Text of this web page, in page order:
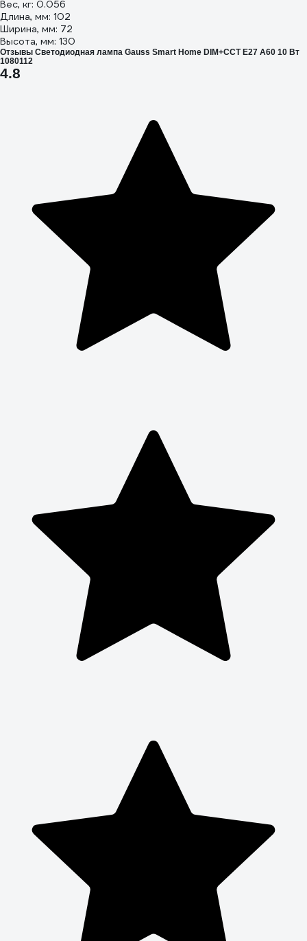
Вес, кг: 0.056
Длина, мм: 102
Ширина, мм: 72
Высота, мм: 130
Отзывы Светодиодная лампа Gauss Smart Home DIM+CCT E27 A60 10 Вт
1080112
4.8